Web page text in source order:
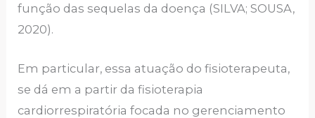
função das sequelas da doença (SILVA; SOUSA,
2020).
Em particular, essa atuação do fisioterapeuta,
se dá em a partir da fisioterapia
cardiorrespiratória focada no gerenciamento